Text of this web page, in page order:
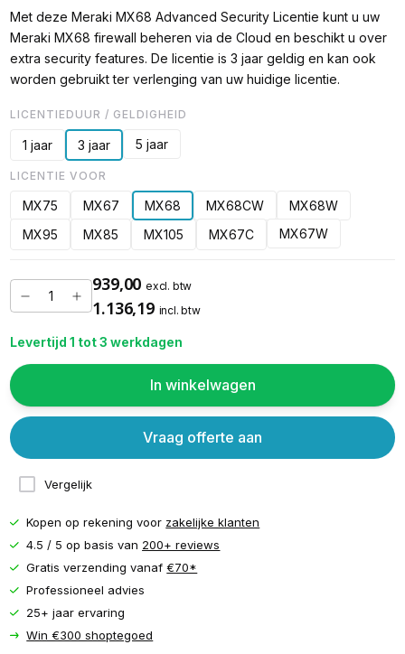
Met deze Meraki MX68 Advanced Security Licentie kunt u uw
Meraki MX68 firewall beheren via de Cloud en beschikt u over
extra security features. De licentie is 3 jaar geldig en kan ook
worden gebruikt ter verlenging van uw huidige licentie.
LICENTIEDUUR / GELDIGHEID
1 jaar 3 jaar 5 jaar
LICENTIE VOOR
MX75 MX67 MX68 MX68CW
MX68W
MX95
MX85 MX105 MX67C MX67W
939,00 excl. btw
1.136,19 incl. btw
Levertijd 1 tot 3 werkdagen
In winkelwagen
Vergelijk
Vraag offerte aan
Kopen op rekening voor zakelijke klanten
4.5 / 5 op basis van 200+ reviews
Gratis verzending vanaf€70*
Professioneel advies
25+ jaar ervaring
Win €300 shoptegoed